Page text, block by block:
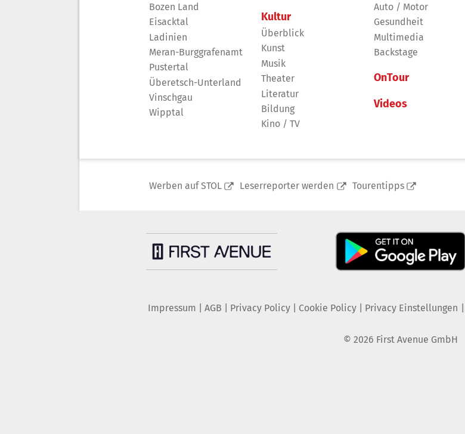
Bozen Land
Eisacktal
Ladinien
Meran-Burggrafenamt
Pustertal
Überetsch-Unterland
Vinschgau
Wipptal
Kultur
Überblick
Kunst
Musik
Theater
Literatur
Bildung
Kino / TV
Auto / Motor
Gesundheit
Multimedia
Backstage
OnTour
Videos
Werben auf STOL Leserreporter werden Tourentipps
Impressum AGB Privacy Policy| Cookie Policy| Privacy Einstellungen
© 2026 First Avenue GmbH